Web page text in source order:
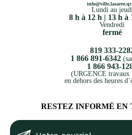
Lundi au jeudi
8 h à 12 h | 13 h à
Vendredi
fermé
819 333-
1 866 891-6342
1 866 943-
(URGENCE travaux
en dehors des heures
RESTEZ INFORMÉ EN
Votre